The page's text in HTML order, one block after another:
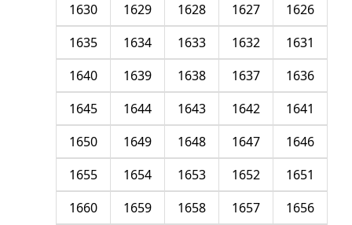
1626
1627
1628
1629
1630
1631
1632
1633
1634
1635
1636
1637
1638
1639
1640
1641
1642
1643
1644
1645
1646
1647
1648
1649
1650
1651
1652
1653
1654
1655
1656
1657
1658
1659
1660